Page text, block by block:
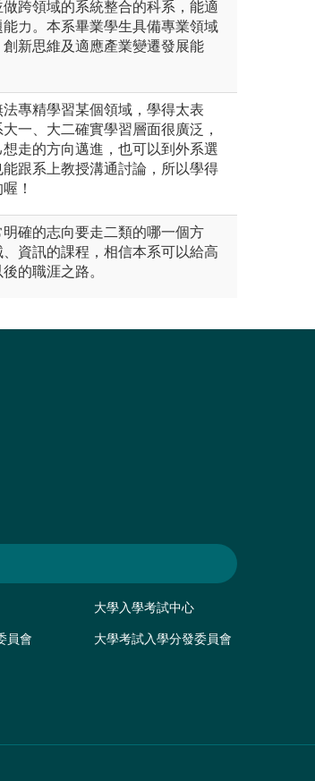
跨領域的系統整合的科系，能適
力。本系畢業學生具備專業領域
新思維及適應產業變遷發展能
專精學習某個領域，學得太表
一、大二確實學習層面很廣泛，
走的方向邁進，也可以到外系選
跟系上教授溝通討論，所以學得
！
確的志向要走二類的哪一個方
資訊的課程，相信本系可以給高
的職涯之路。
大學入學考試中心
員會 大學考試入學分發委員會